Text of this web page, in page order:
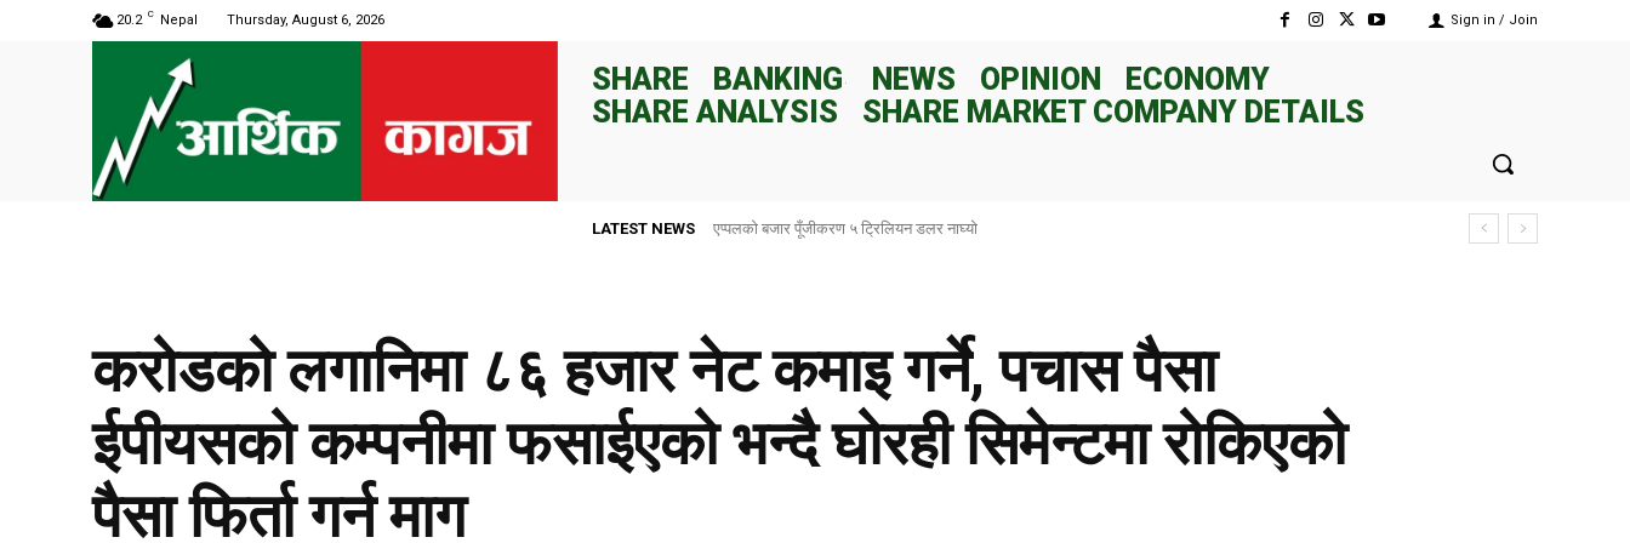
20.2 C Nepal Thursday, August 6, 2026 Sign in / Join
SHARE BANKING NEWS OPINION
ECONOMY
SHARE ANALYSIS
SHARE MARKET COMPANY DETAILS
LATEST NEWS राष्ट्र बैंकले ८२ दिनका लागि १०० अर्ब रुपैयाँ निक्षेप संकलन गर्ने
करोडको लगानिमा ८६ हजार नेट कमाइ गर्ने, पचास पैसा
ईपीयसको कम्पनीमा फसाईएको भन्दै घोरही सिमेन्टमा रोकिएको
पैसा फिर्ता गर्न माग